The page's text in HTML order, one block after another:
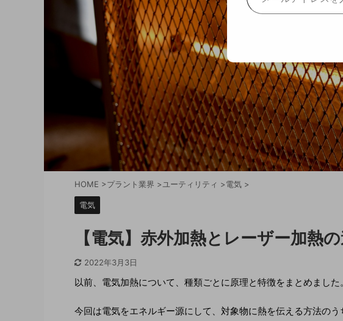
HOME >プラント業界 > ユーティリティ >電気 >
電気
【電気】赤外加熱とレーザー加熱
2022年3月3日
以前、電気加熱について、種類ごとに原理と特徴をまとめました。
今回は電気をエネルギー源にして、対象物に熱を伝える方法のう